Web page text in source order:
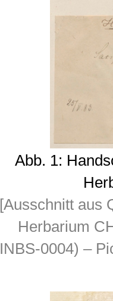
Abb. 1:
[Ausschnitt aus
Herbarium
INBS-0004) –